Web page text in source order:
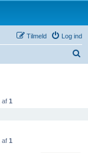
Log ind
Tilmeld
af 1
af 1